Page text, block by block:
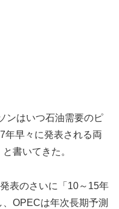
ンはいつ石油需要のピ
年早々に発表される両
書いてきた。
表のさいに「10～15年
OPECは年次長期予測